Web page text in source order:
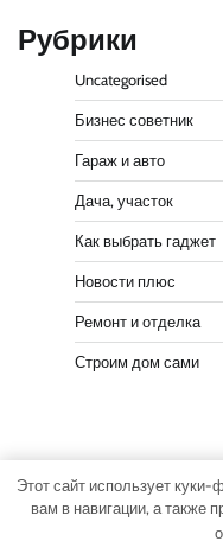
Рубрики
Uncategorised
Бизнес советник
Гараж и авто
Дача, участок
Как выбрать гаджет
Новости плюс
Ремонт и отделка
Строим дом сами
Copyright © 2026
Этот сайт использует
вам в навигации, а также